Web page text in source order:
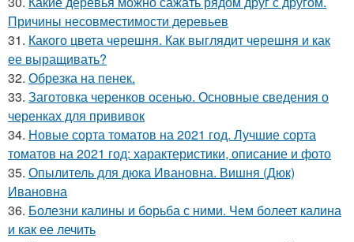
Причины несовместимости деревьев
31. Какого цвета черешня. Как выглядит черешня и как
ее выращивать?
32. Обрезка на пенек.
33. Заготовка черенков осенью. Основные сведения о
черенках для прививок
34. Новые сорта томатов на 2021 год. Лучшие сорта
томатов на 2021 год: характеристики, описание и фото
35. Опылитель для дюка Ивановна. Вишня (Дюк)
Ивановна
36. Болезни калины и борьба с ними. Чем болеет калина
и как ее лечить